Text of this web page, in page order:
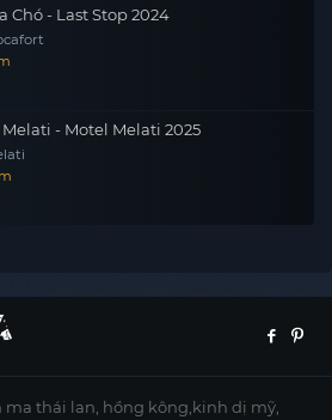
Chó - Last Stop 2024
- Motel Melati 2025
thái lan, hồng kông,kinh dị mỹ,